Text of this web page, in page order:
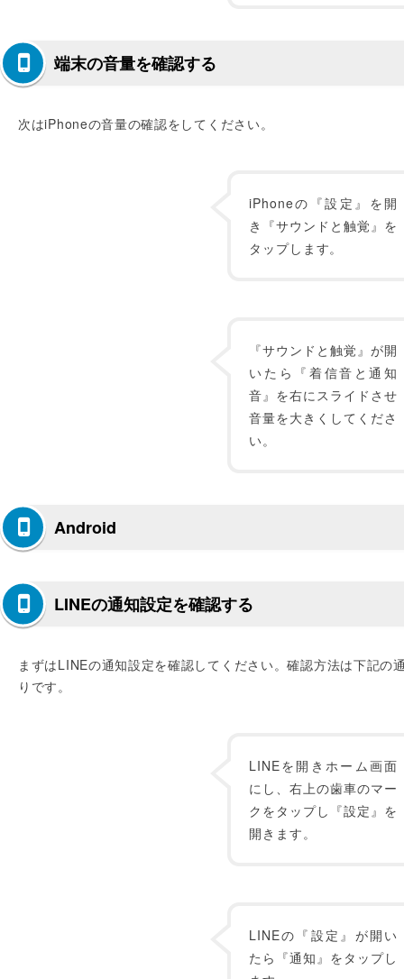
端末の音量を確認する
次はiPhoneの音量の確認をしてください。
iPhoneの『設定』を開
き『サウンドと触覚』を
タップします。
『サウンドと触覚』が開
いたら『着信音と通知
音』を右にスライドさせ
音量を大きくしてくださ
い。
Android
LINEの通知設定を確認する
まずはLINEの通知設定を確認してください。確認方法は下記の
りです。
LINEを開きホーム画面
にし、右上の歯車のマー
クをタップし『設定』を
開きます。
LINEの『設定』が開い
たら『通知』をタップし